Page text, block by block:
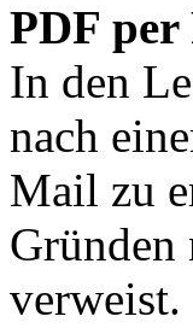
PDF per
In den
nach
Mail zu
Gründen
verweist.